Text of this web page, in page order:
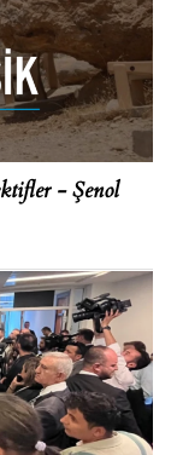
- Şenol